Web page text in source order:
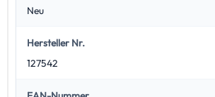
Neu
Hersteller Nr.
127542